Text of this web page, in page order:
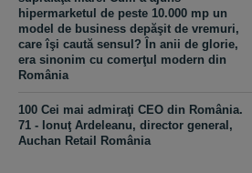
hipermarketul de peste 10.000 mp un
model de business depăşit de vremuri,
care îşi caută sensul? În anii de glorie,
era sinonim cu comerţul modern din
România
100 Cei mai admiraţi CEO din România.
71 - Ionuţ Ardeleanu, director general,
Auchan Retail România